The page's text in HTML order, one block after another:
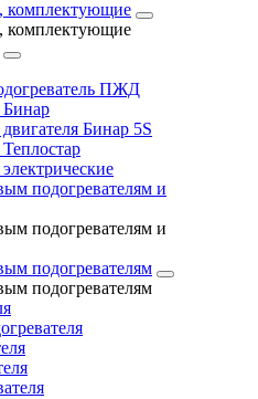
комплектующие
комплектующие
ПЖД
Бинар
Бинар 5S
подогревателям и
подогревателям и
подогревателям
подогревателям